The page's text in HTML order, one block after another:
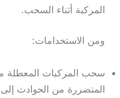
المركبة أثناء السحب.
ومن الاستخدامات:
سحب المركبات المعطلة
المتضررة من الحوادث